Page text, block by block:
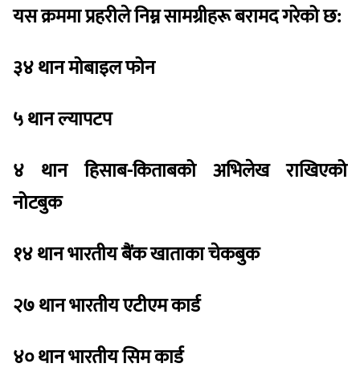
यस क्रममा प्रहरीले निम्न सामग्रीहरू बरामद गरेको छ:
३४ थान मोबाइल फोन
५ थान ल्यापटप
४ थान हिसाब-किताबको अभिलेख राखिएको
नोटबुक
१४ थान भारतीय बैंक खाताका चेकबुक
२७ थान भारतीय एटीएम कार्ड
४० थान भारतीय सिम कार्ड